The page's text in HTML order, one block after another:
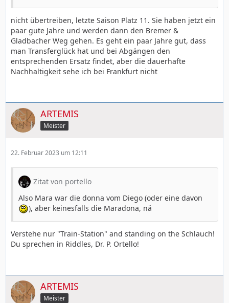
nicht übertreiben, letzte Saison Platz 11. Sie haben jetzt ein
paar gute Jahre und werden dann den Bremer &
Gladbacher Weg gehen. Es geht ein paar Jahre gut, dass
man Transferglück hat und bei Abgängen den
entsprechenden Ersatz findet, aber die dauerhafte
Nachhaltigkeit sehe ich bei Frankfurt nicht
ARTEMIS
Meister
22. Februar 2023 um 12:11
Zitat von portello
Also Mara war die donna vom Diego (oder eine davon
), aber keinesfalls die Maradona, nä
Verstehe nur "Train-Station" and standing on the Schlauch!
Du sprechen in Riddles, Dr. P. Ortello!
ARTEMIS
Meister